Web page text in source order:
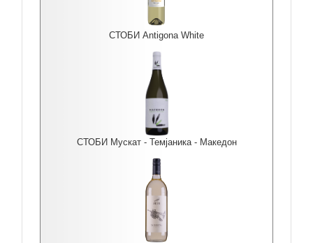
СТОБИ Antigona White
СТОБИ Мускат - Темјаника - Македон